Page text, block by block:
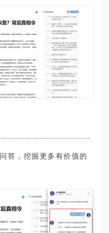
答，挖掘更多有价值的